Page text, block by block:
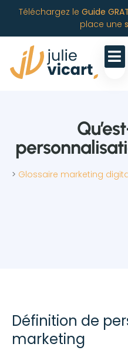
Téléchargez le Guide
place une
> Glossaire marketing
Définition de
marketing